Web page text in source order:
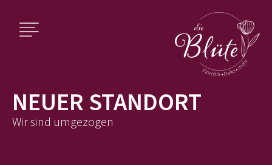
NEUER STANDORT
Wir sind umgezogen